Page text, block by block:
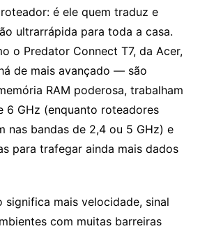
é ele quem traduz e
ultrarrápida para toda a casa.
o Predator Connect T7, da Acer,
de mais avançado — são
RAM poderosa, trabalham
6 GHz (enquanto roteadores
nas bandas de 2,4 ou 5 GHz) e
para trafegar ainda mais dados
significa mais velocidade, sinal
com muitas barreiras